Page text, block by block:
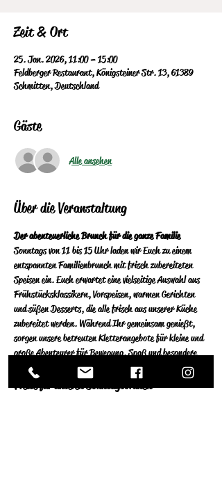
Zeit & Ort
25. Jan. 2026, 11:00 – 15:00
Feldberger Restaurant, Königsteiner Str. 13, 61389
Schmitten, Deutschland
Gäste
Alle ansehen
Über die Veranstaltung
Der abenteuerliche Brunch für die ganze Familie
Sonntags von 11 bis 15 Uhr laden wir Euch zu einem
entspannten Familienbrunch mit frisch zubereiteten
Speisen ein. Euch erwartet eine vielseitige Auswahl aus
Frühstücksklassikern, Vorspeisen, warmen Gerichten
und süßen Desserts, die alle frisch aus unserer Küche
zubereitet werden. Während Ihr gemeinsam genießt,
sorgen unsere betreuten Kletterangebote für kleine und
große Abenteurer für Bewegung, Spaß und besondere
Erlebnisse.
Preise für unseren Sonntagsbrunch